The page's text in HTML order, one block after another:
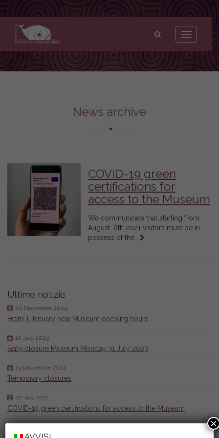
Toggle
navigation
Museo
di
Storia
Naturale
News archive
COVID-19 green
certifications for
access to the Museum
We communicate that starting from
August, 6th 2021 visitors must be in
possess of the…
Ultime notizie
From 1 January new Museum opening hours
20 December 2024
Early closure Museum Monday 31 July 2023
10 July 2023
Temporary closures
23 December 2022
COVID-19 green certifications for access to the Museum
27 July 2021
×